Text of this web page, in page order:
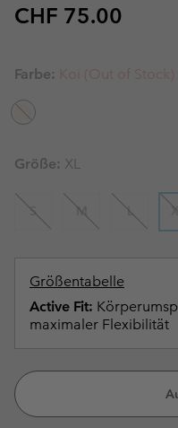
Regular price:
CHF 75.00
Farbe: Koi (Out of Stock)
Größe: XL
S M L
Größentabelle
Active Fit:
maximaler Flexibilität